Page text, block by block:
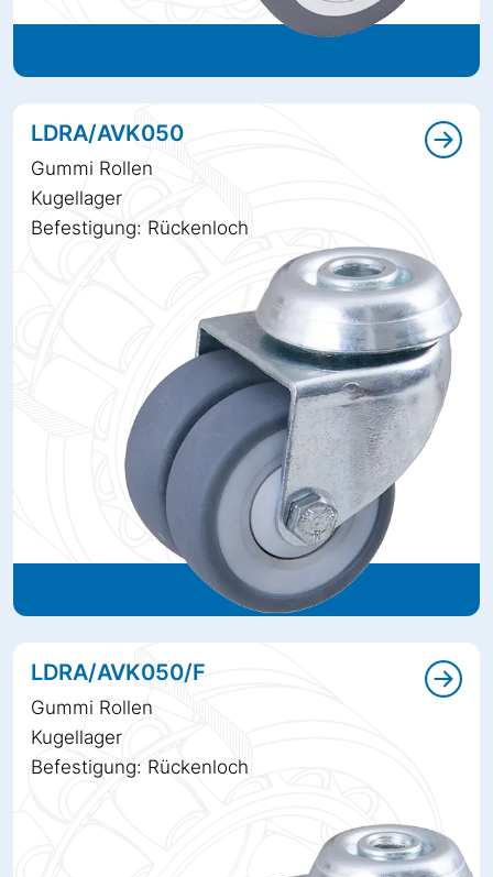
LDRA/AVK050
Gummi Rollen
Kugellager
Befestigung: Rückenloch
LDRA/AVK050/F
Gummi Rollen
Kugellager
Befestigung: Rückenloch